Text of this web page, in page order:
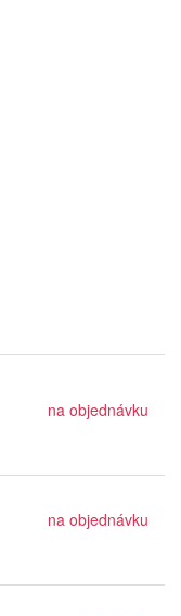
na objednávku
na objednávku